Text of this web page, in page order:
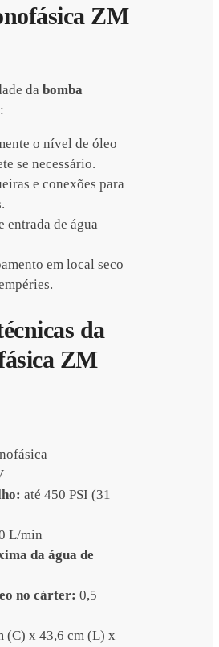
ZM
da bomba
:
o nível de óleo
se necessário.
e conexões para
entrada de água
em local seco
da
ZM
até 450 PSI (31
L/min
da água de
no cárter: 0,5
(C) x 43,6 cm (L) x